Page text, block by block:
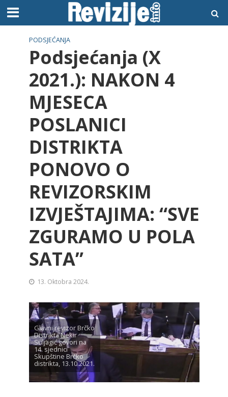
PODSJEĆANJA
Podsjećanja (X
2021.): NAKON 4
MJESECA
POSLANICI
DISTRIKTA
PONOVO O
REVIZORSKIM
IZVJEŠTAJIMA: “SVE
ZGURAMO U POLA
SATA”
13. Oktobra 2024.
Glavni revizor Brčko
Distrikta Nekir
Suljagić govori na
14. sjednici
Skupštine Brčko
distrikta, 13.10.2021.